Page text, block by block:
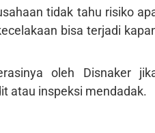
tidak tahu risiko
bisa terjadi
oleh Disnaker
atau inspeksi mendadak.